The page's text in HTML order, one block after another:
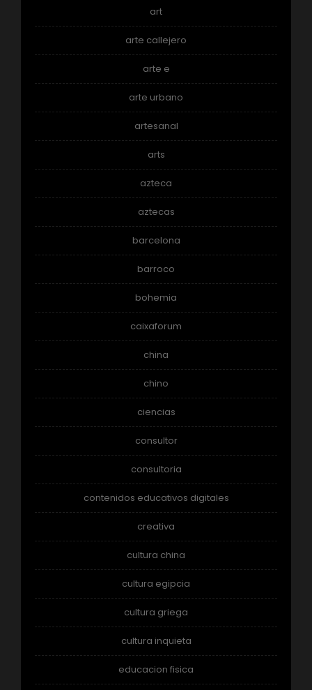
art
arte callejero
arte e
arte urbano
artesanal
arts
azteca
aztecas
barcelona
barroco
bohemia
caixaforum
china
chino
ciencias
consultor
consultoria
contenidos educativos digitales
creativa
cultura china
cultura egipcia
cultura griega
cultura inquieta
educacion fisica